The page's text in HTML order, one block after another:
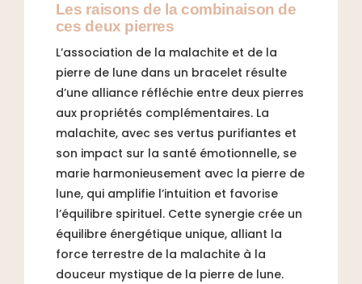
Les raisons de la combinaison de
ces deux pierres
L’association de la malachite et de la
pierre de lune dans un bracelet résulte
d’une alliance réfléchie entre deux pierres
aux propriétés complémentaires. La
malachite, avec ses vertus purifiantes et
son impact sur la santé émotionnelle, se
marie harmonieusement avec la pierre de
lune, qui amplifie l’intuition et favorise
l’équilibre spirituel. Cette synergie crée un
équilibre énergétique unique, alliant la
force terrestre de la malachite à la
douceur mystique de la pierre de lune.